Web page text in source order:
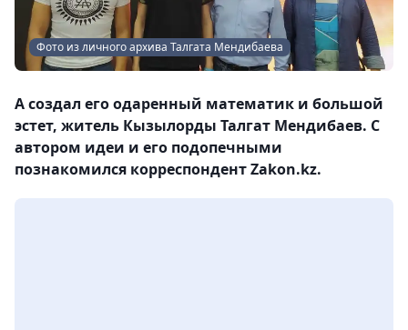
Фото из личного архива Талгата Мендибаева
А создал его одаренный математик и большой
эстет, житель Кызылорды Талгат Мендибаев. С
автором идеи и его подопечными
познакомился корреспондент Zakon.kz.